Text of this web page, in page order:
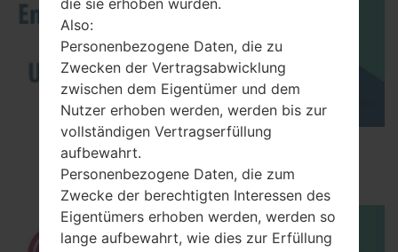
How to Enable Developer Options & USB
Debugging on LG ?
Also:
Personenbezogene Daten, die zu
Zwecken der Vertragsabwicklung
zwischen dem Eigentümer und dem
Nutzer erhoben werden, werden bis zur
vollständigen Vertragserfüllung
aufbewahrt.
Personenbezogene Daten, die zum
Zwecke der berechtigten Interessen des
Eigentümers erhoben werden, werden so
lange aufbewahrt, wie dies zur Erfüllung